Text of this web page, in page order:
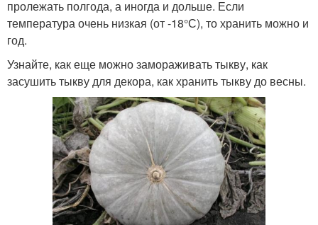
пролежать полгода, а иногда и дольше. Если
температура очень низкая (от -18°С), то хранить можно и
год.
Узнайте, как еще можно замораживать тыкву, как
засушить тыкву для декора, как хранить тыкву до весны.